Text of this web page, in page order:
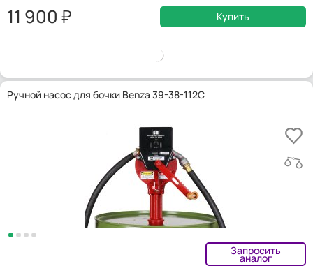
11 900 Купить
Ручной насос для бочки Benza 39-38-112C
Запросить
аналог